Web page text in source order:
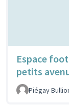
Espace
petits
Piégay